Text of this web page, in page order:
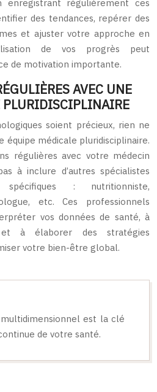
enregistrant régulièrement ces
des tendances, repérer des
et ajuster votre approche en
de vos progrès peut
de motivation importante.
AVEC UNE
PLURIDISCIPLINAIRE
soient précieux, rien ne
équipe médicale pluridisciplinaire.
régulières avec votre médecin
à inclure d’autres spécialistes
: nutritionniste,
etc. Ces professionnels
vos données de santé, à
à élaborer des stratégies
votre bien-être global.
est la clé
de votre santé.